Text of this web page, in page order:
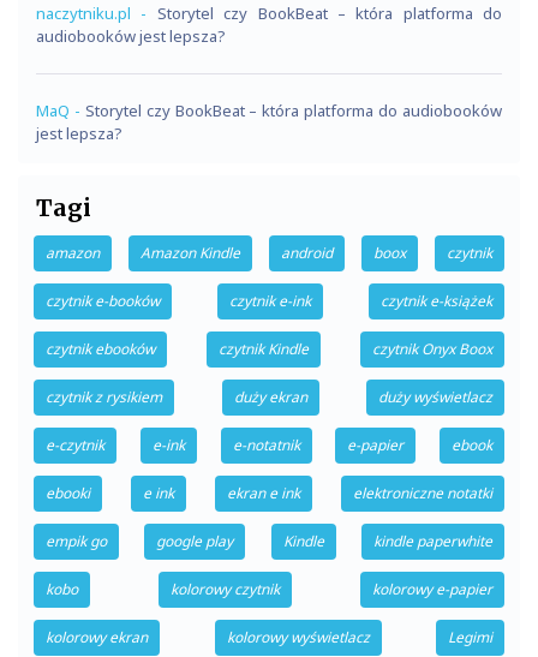
naczytniku.pl - Storytel czy BookBeat – która platforma do
audiobooków jest lepsza?
MaQ - Storytel czy BookBeat – która platforma do audiobooków
jest lepsza?
Tagi
amazon Amazon Kindle android boox czytnik
czytnik e-booków czytnik e-ink czytnik e-książek
czytnik ebooków czytnik Kindle czytnik Onyx Boox
czytnik z rysikiem duży ekran duży wyświetlacz
e-czytnik e-ink e-notatnik e-papier ebook
ebooki e ink ekran e ink elektroniczne notatki
empik go google play Kindle kindle paperwhite
kobo kolorowy czytnik kolorowy e-papier
kolorowy ekran kolorowy wyświetlacz Legimi